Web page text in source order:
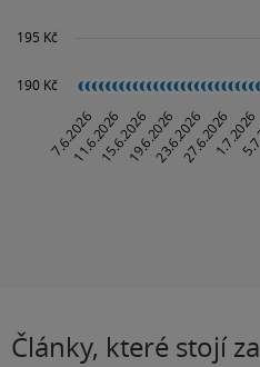
Články, které stojí